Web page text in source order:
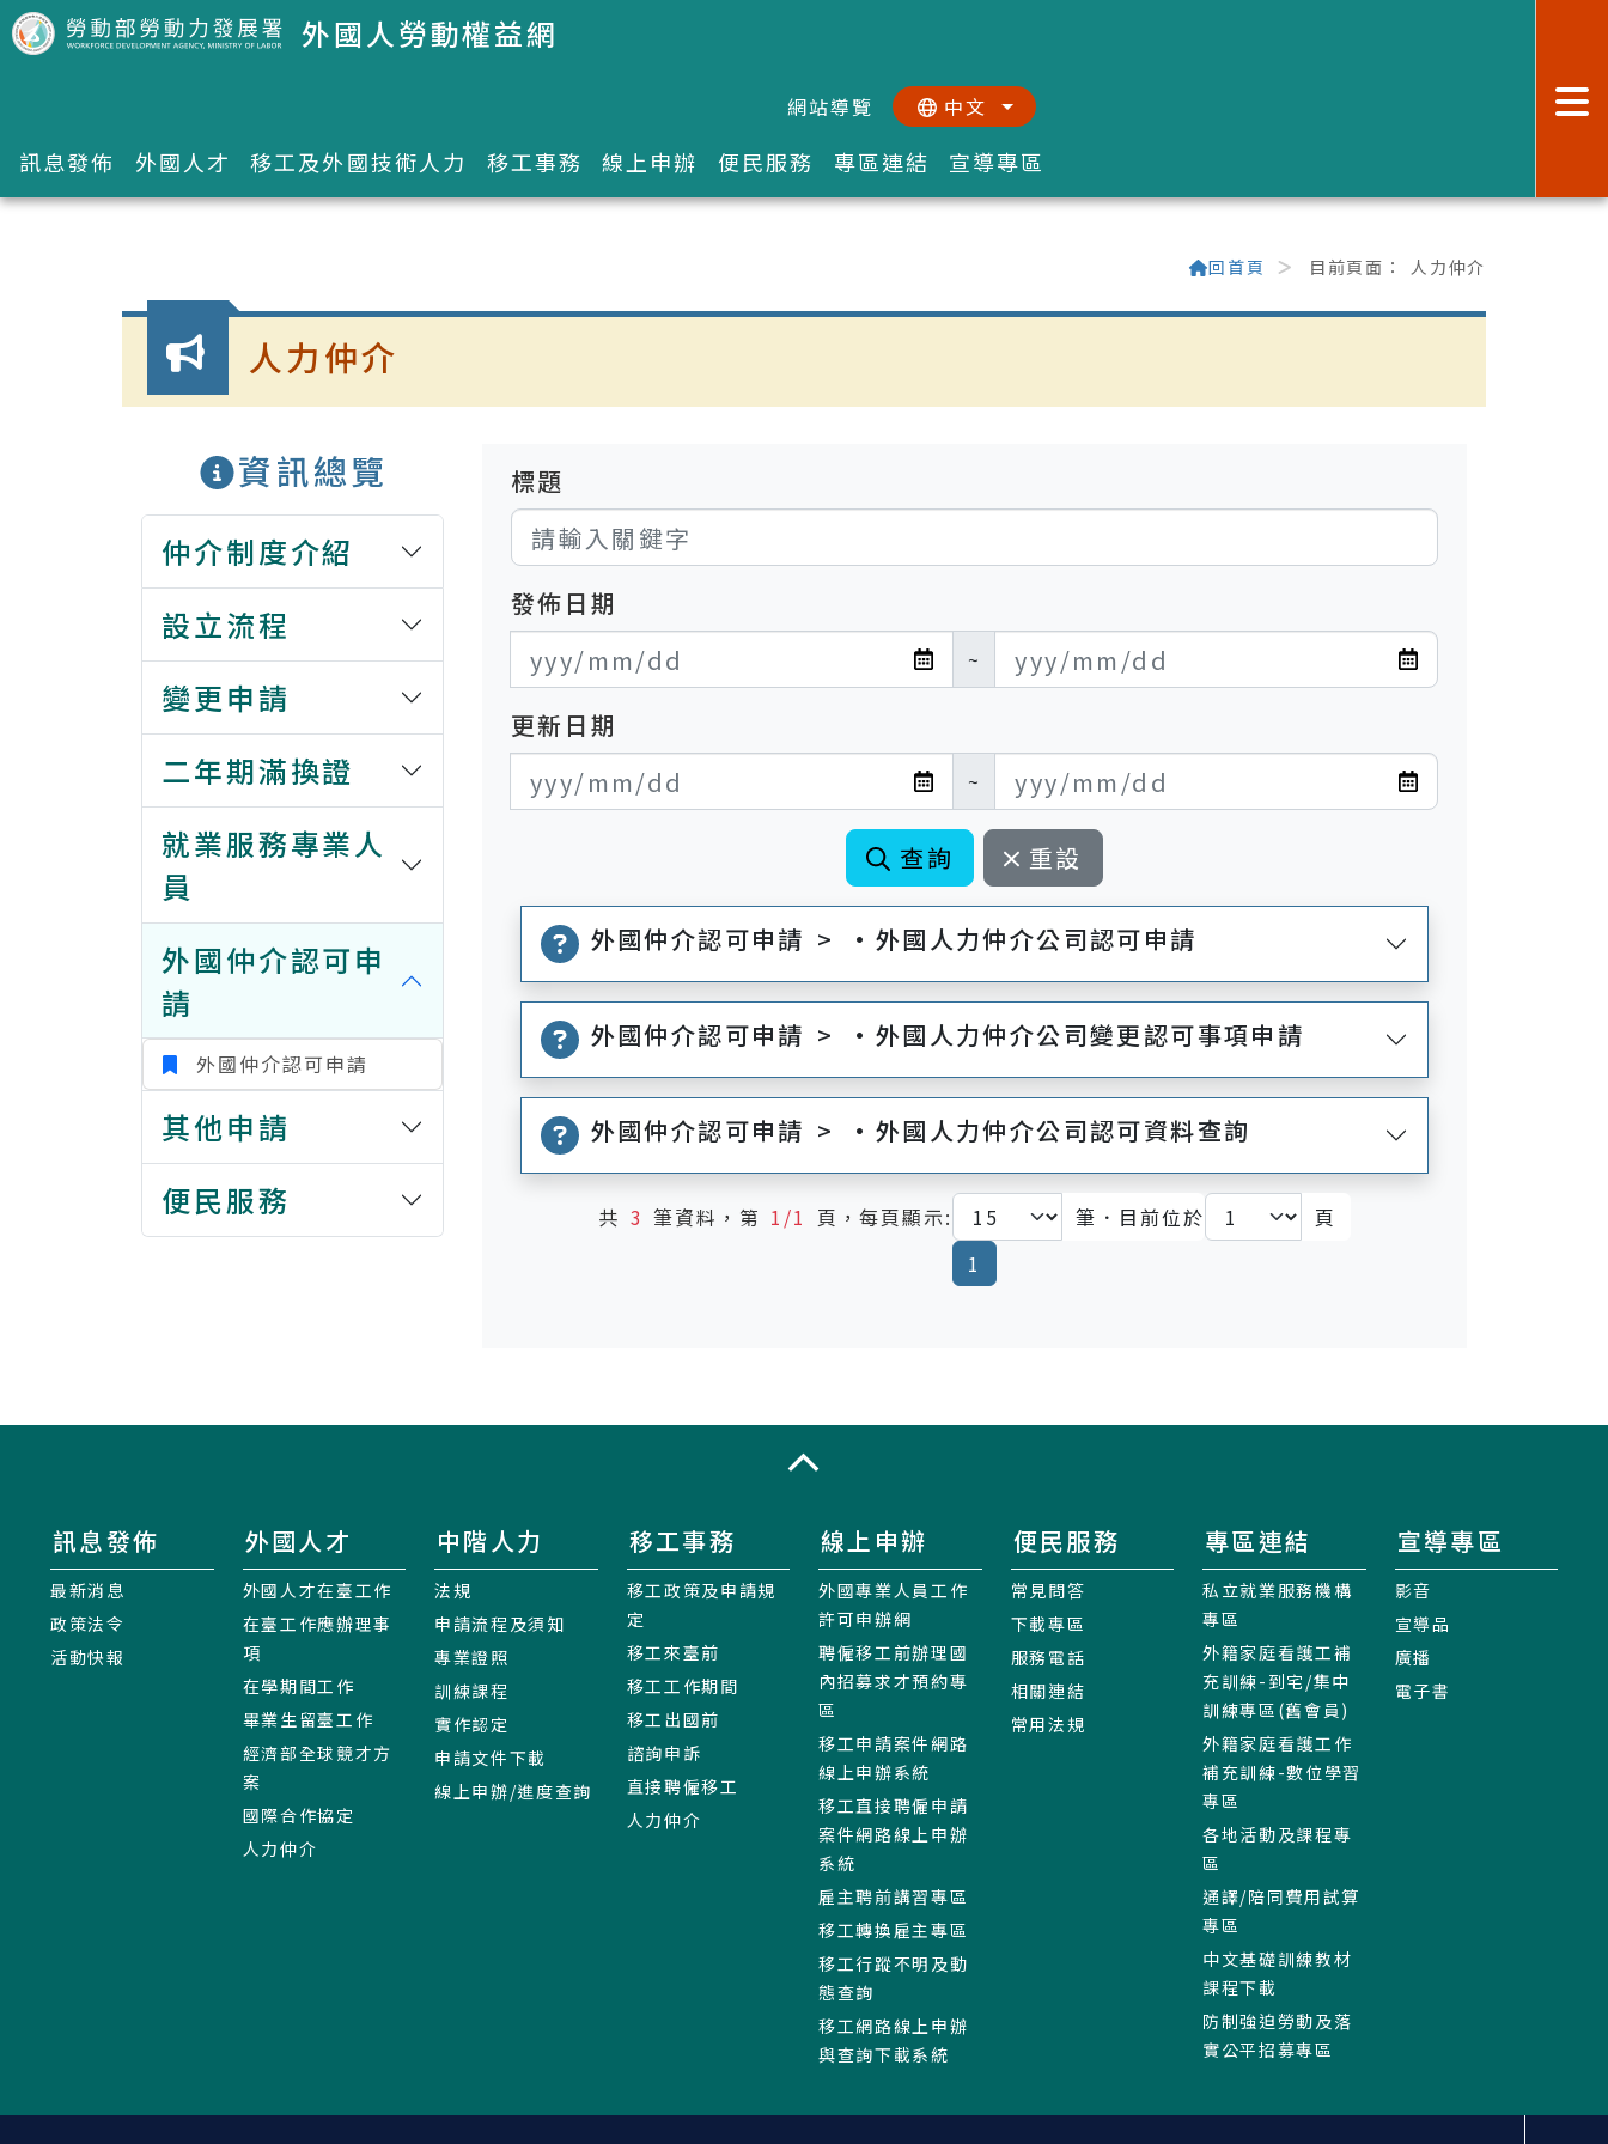
跳到主要內容區塊 外國人勞動權益網
:::網站導覽 中文
訊息發佈 外國人才 移工及外國技術人力 移工事務 線上申辦 便民服務 專區連結 宣導專區
回首頁 目前頁面： 人力仲介
人力仲介
資訊總覽
仲介制度介紹
設立流程
變更申請
二年期滿換證
就業服務專業人
員
外國仲介認可申
請
外國仲介認可申請
其他申請
便民服務
標題
發佈日期
發布日期開始
~
發布日期結束
更新日期
更新日期開始
~
更新日期結束
查詢 重設
外國仲介認可申請 > •外國人力仲介公司認可申請
外國仲介認可申請 > •外國人力仲介公司變更認可事項申請
外國仲介認可申請 > •外國人力仲介公司認可資料查詢
共 3筆資料，第 1/1 頁，每頁顯示: 筆．目前位於
頁
1
訊息發佈
最新消息
政策法令
活動快報
外國人才
外國人才在臺工作
在臺工作應辦理事
項
在學期間工作
畢業生留臺工作
經濟部全球競才方
案
國際合作協定
人力仲介
中階人力
法規
申請流程及須知
專業證照
訓練課程
實作認定
申請文件下載
線上申辦/進度查詢
移工事務
移工政策及申請規
定
移工來臺前
移工工作期間
移工出國前
諮詢申訴
直接聘僱移工
人力仲介
線上申辦
外國專業人員工作
許可申辦網
聘僱移工前辦理國
內招募求才預約專
區
移工申請案件網路
線上申辦系統
移工直接聘僱申請
案件網路線上申辦
系統
雇主聘前講習專區
移工轉換雇主專區
移工行蹤不明及動
態查詢
移工網路線上申辦
與查詢下載系統
便民服務
常見問答
下載專區
服務電話
相關連結
常用法規
專區連結
私立就業服務機構
專區
外籍家庭看護工補
充訓練-到宅/集中
訓練專區(舊會員)
外籍家庭看護工作
補充訓練-數位學習
專區
各地活動及課程專
區
通譯/陪同費用試算
專區
中文基礎訓練教材
課程下載
防制強迫勞動及落
實公平招募專區
宣導專區
影音
宣導品
廣播
電子書